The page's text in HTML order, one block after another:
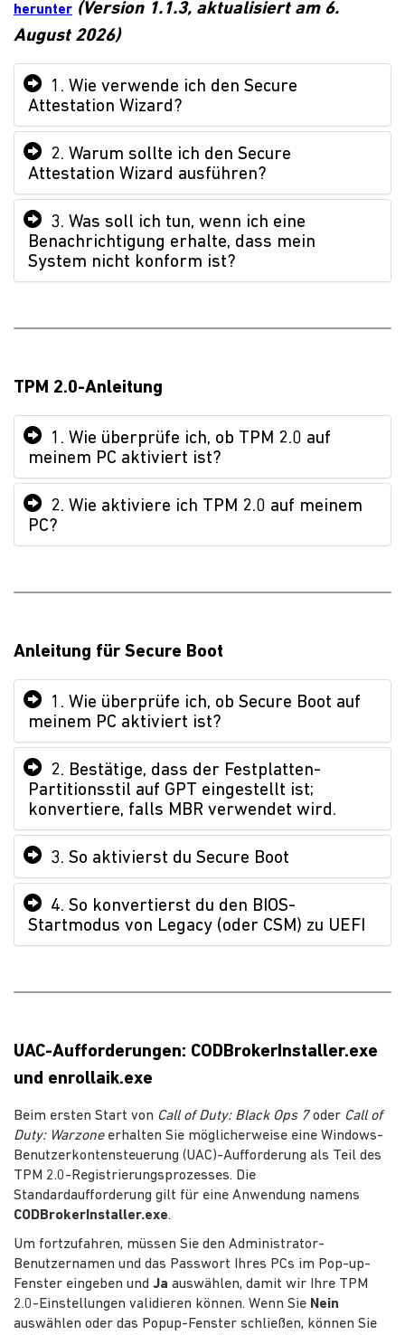
herunter (Version 1.1.3, aktualisiert am 6.
August 2026)
1. Wie verwende ich den Secure
Attestation Wizard?
2. Warum sollte ich den Secure
Attestation Wizard ausführen?
3. Was soll ich tun, wenn ich eine
Benachrichtigung erhalte, dass mein
System nicht konform ist?
TPM 2.0-Anleitung
1. Wie überprüfe ich, ob TPM 2.0 auf
meinem PC aktiviert ist?
2. Wie aktiviere ich TPM 2.0 auf meinem
PC?
Anleitung für Secure Boot
1. Wie überprüfe ich, ob Secure Boot auf
meinem PC aktiviert ist?
2. Bestätige, dass der Festplatten-
Partitionsstil auf GPT eingestellt ist;
konvertiere, falls MBR verwendet wird.
3. So aktivierst du Secure Boot
4. So konvertierst du den BIOS-
Startmodus von Legacy (oder CSM) zu UEFI
UAC-Aufforderungen: CODBrokerInstaller.exe
und enrollaik.exe
Beim ersten Start von Call of Duty: Black Ops 7oder Call of
Duty: Warzoneerhalten Sie möglicherweise eine Windows-
Benutzerkontensteuerung (UAC)-Aufforderung als Teil des
TPM 2.0-Registrierungsprozesses. Die
Standardaufforderung gilt für eine Anwendung namens
CODBrokerInstaller.exe.
Um fortzufahren, müssen Sie den Administrator-
Benutzernamen und das Passwort Ihres PCs im Pop-up-
Fenster eingeben und Ja auswählen, damit wir Ihre TPM
2.0-Einstellungen validieren können. Wenn Sie Nein
auswählen oder das Popup-Fenster schließen, können Sie